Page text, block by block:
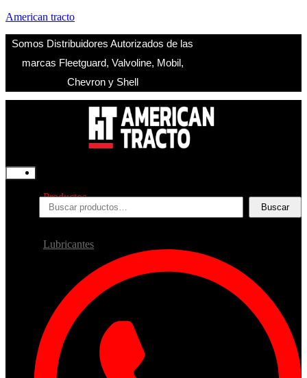
American tracto
Somos Distribuidores Autorizados de las
marcas Fleetguard, Valvoline, Mobil,
Chevron y Shell
Productos
Filtros
Lubricantes
Contacto
Acceder
Iniciar Sesion
Registro
Restablecer la contraseña
Buscar